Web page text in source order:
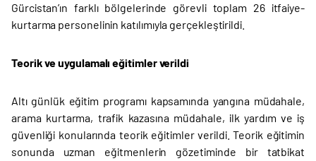
Gürcistan’ın farklı bölgelerinde görevli toplam 26 itfaiye-
kurtarma personelinin katılımıyla gerçekleştirildi.
Teorik ve uygulamalı eğitimler verildi
Altı günlük eğitim programı kapsamında yangına müdahale,
arama kurtarma, trafik kazasına müdahale, ilk yardım ve iş
güvenliği konularında teorik eğitimler verildi. Teorik eğitimin
sonunda uzman eğitmenlerin gözetiminde bir tatbikat